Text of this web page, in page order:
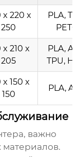
x 220 x
250
PLA,
PETG
x 210 x
205
PLA,
TPU,
x 150 x
150
PLA,
важно
материалов.